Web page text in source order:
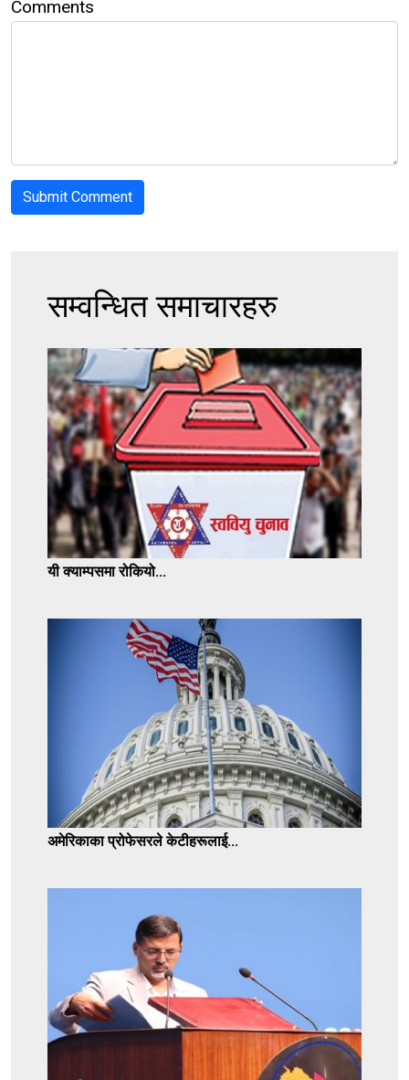
Comments
सम्वन्धित समाचारहरु
यी क्याम्पसमा रोकियो...
अमेरिकाका प्रोफेसरले केटीहरूलाई...